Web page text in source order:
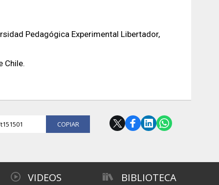
Pedagógica Experimental Libertador,
Chile.
VIDEOS BIBLIOTECA